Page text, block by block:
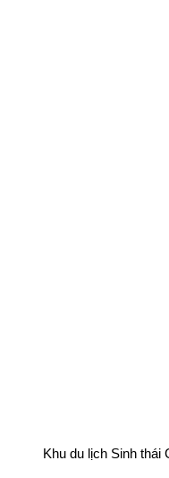
Khu du lịch Sinh thái